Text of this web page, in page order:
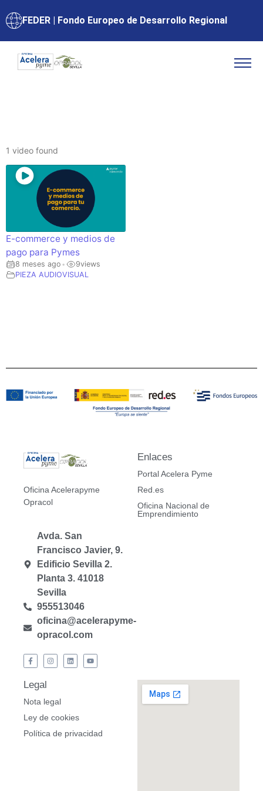
FEDER | Fondo Europeo de Desarrollo Regional
1 video found
E-commerce y medios de
pago para Pymes
8 meses ago • 9views
PIEZA AUDIOVISUAL
Oficina Acelerapyme
Opracol
Avda. San
Francisco Javier, 9.
Edificio Sevilla 2.
Planta 3. 41018
Sevilla
955513046
oficina@acelerapyme-
opracol.com
Enlaces
Portal Acelera Pyme
Red.es
Oficina Nacional de
Emprendimiento
Legal
Nota legal
Ley de cookies
Política de privacidad